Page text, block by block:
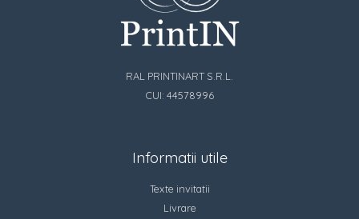
RAL PRINTINART S.R.L.
CUI: 44578996
Informatii utile
Texte invitatii
Livrare